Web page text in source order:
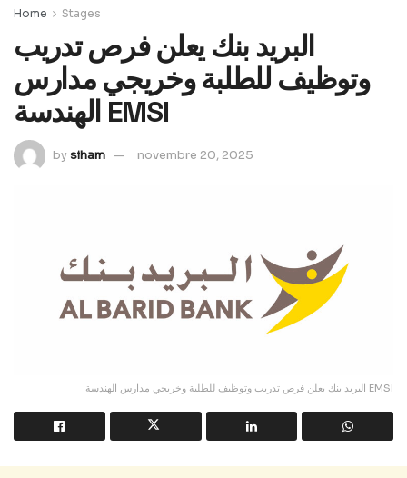
Home Stages
البريد بنك يعلن فرص تدريب
وتوظيف للطلبة وخريجي مدارس
الهندسة EMSI
bysiham novembre 20, 2025
البريد بنك يعلن فرص تدريب وتوظيف للطلبة وخريجي مدارس الهندسة EMSI